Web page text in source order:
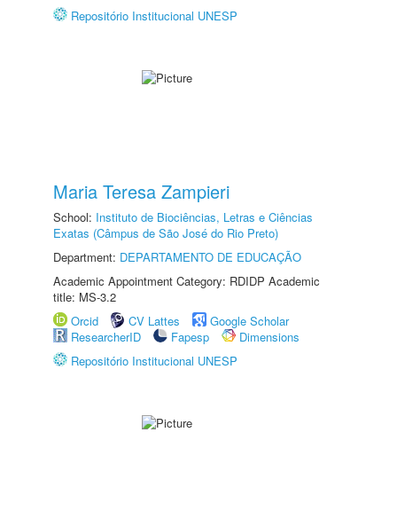
Repositório Institucional UNESP
Maria Teresa Zampieri
School: Instituto de Biociências, Letras e Ciências
Exatas (Câmpus de São José do Rio Preto)
Department: DEPARTAMENTO DE EDUCAÇÃO
Academic Appointment Category: RDIDP Academic
title: MS-3.2
Orcid
CV Lattes
Google Scholar
ResearcherID
Fapesp
Dimensions
Repositório Institucional UNESP